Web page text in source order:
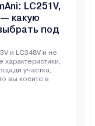
LC251V,
— какую
под
и LC348V и не
характеристики,
участка,
вы косите в